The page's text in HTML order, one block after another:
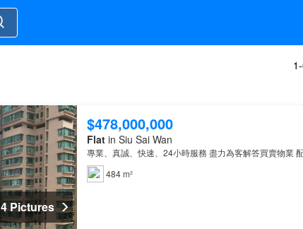
4 Pictures
$478,000,000
Flatin Siu Sai Wan
專業、真誠、快速、24小時服務 盡力為客解答買賣物業
484 m²